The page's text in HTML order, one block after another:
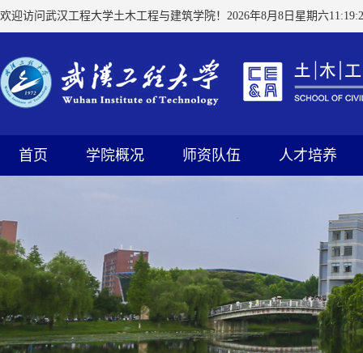
欢迎访问武汉工程大学土木工程与建筑学院！ 2026年8月8日星期六
首页 学院概况 师资队伍 人才培养